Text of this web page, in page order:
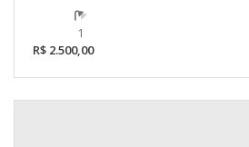
1
R$ 2.500,00